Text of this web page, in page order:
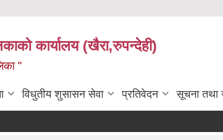
कार्यालय (खैरा,रुपन्देही)
"
विधुतीय शुसासन सेवा प्रतिवेदन सूचना तथा